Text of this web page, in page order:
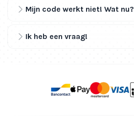
Mijn code werkt niet! Wat nu?
Ik heb een vraag!